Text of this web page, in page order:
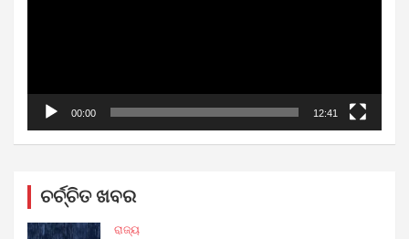
00:00 12:41
ଚର୍ଚ୍ଚିତ ଖବର
ରାଜ୍ୟ